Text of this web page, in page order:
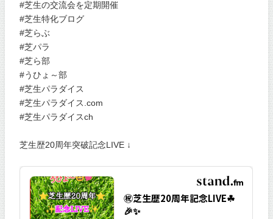
#芝生の交流会を定期開催
#芝生特化ブログ
#芝らぶ
#芝パラ
#芝ら部
#うひょ～部
#芝生パラダイス
#芝生パラダイス.com
#芝生パラダイスch
芝生歴20周年突破記念LIVE ↓